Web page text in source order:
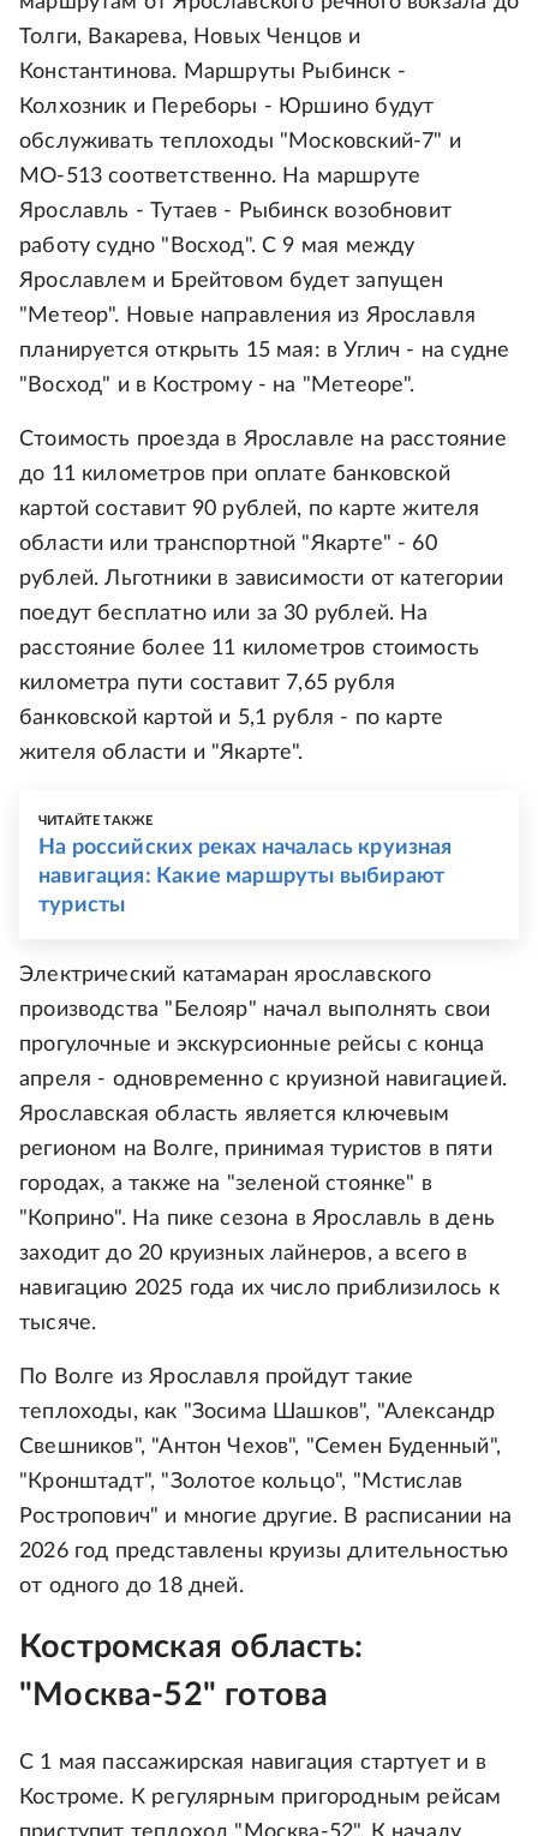
Толги, Вакарева, Новых Ченцов и
Константинова. Маршруты Рыбинск -
Колхозник и Переборы - Юршино будут
обслуживать теплоходы "Московский-7" и
МО-513 соответственно. На маршруте
Ярославль - Тутаев - Рыбинск возобновит
работу судно "Восход". С 9 мая между
Ярославлем и Брейтовом будет запущен
"Метеор". Новые направления из Ярославля
планируется открыть 15 мая: в Углич - на судне
"Восход" и в Кострому - на "Метеоре".
Стоимость проезда в Ярославле на расстояние
до 11 километров при оплате банковской
картой составит 90 рублей, по карте жителя
области или транспортной "Якарте" - 60
рублей. Льготники в зависимости от категории
поедут бесплатно или за 30 рублей. На
расстояние более 11 километров стоимость
километра пути составит 7,65 рубля
банковской картой и 5,1 рубля - по карте
жителя области и "Якарте".
ЧИТАЙТЕ ТАКЖЕ
На российских реках началась круизная
навигация: Какие маршруты выбирают
туристы
Электрический катамаран ярославского
производства "Белояр" начал выполнять свои
прогулочные и экскурсионные рейсы с конца
апреля - одновременно с круизной навигацией.
Ярославская область является ключевым
регионом на Волге, принимая туристов в пяти
городах, а также на "зеленой стоянке" в
"Коприно". На пике сезона в Ярославль в день
заходит до 20 круизных лайнеров, а всего в
навигацию 2025 года их число приблизилось к
тысяче.
По Волге из Ярославля пройдут такие
теплоходы, как "Зосима Шашков", "Александр
Свешников", "Антон Чехов", "Семен Буденный",
"Кронштадт", "Золотое кольцо", "Мстислав
Ростропович" и многие другие. В расписании на
2026 год представлены круизы длительностью
от одного до 18 дней.
Костромская область:
"Москва-52" готова
С 1 мая пассажирская навигация стартует и в
Костроме. К регулярным пригородным рейсам